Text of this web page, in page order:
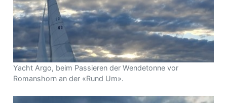
Yacht Argo, beim Passieren der Wendetonne vor
Romanshorn an der «Rund Um».